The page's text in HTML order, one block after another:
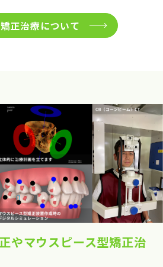
正治療について
やマウスピース型矯正治